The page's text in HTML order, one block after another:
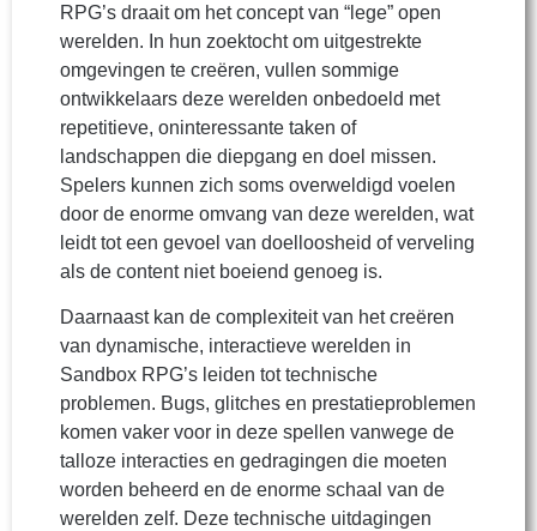
RPG’s draait om het concept van “lege” open
werelden. In hun zoektocht om uitgestrekte
omgevingen te creëren, vullen sommige
ontwikkelaars deze werelden onbedoeld met
repetitieve, oninteressante taken of
landschappen die diepgang en doel missen.
Spelers kunnen zich soms overweldigd voelen
door de enorme omvang van deze werelden, wat
leidt tot een gevoel van doelloosheid of verveling
als de content niet boeiend genoeg is.
Daarnaast kan de complexiteit van het creëren
van dynamische, interactieve werelden in
Sandbox RPG’s leiden tot technische
problemen. Bugs, glitches en prestatieproblemen
komen vaker voor in deze spellen vanwege de
talloze interacties en gedragingen die moeten
worden beheerd en de enorme schaal van de
werelden zelf. Deze technische uitdagingen